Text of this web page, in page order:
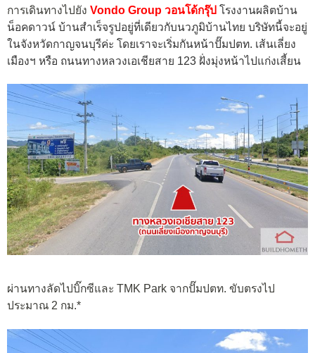
การเดินทางไปยัง Vondo Group วอนโด้กรุ๊ป โรงงานผลิตบ้าน
น็อคดาวน์ บ้านสำเร็จรูปอยู่ที่เดียวกับนวภูมิบ้านไทย บริษัทนี้จะอยู่
ในจังหวัดกาญจนบุรีค่ะ โดยเราจะเริ่มกันหน้าปั๊มปตท. เส้นเลี่ยง
เมืองฯ หรือ ถนนทางหลวงเอเชียสาย 123 ฝั่งมุ่งหน้าไปแก่งเสี้ยน
ผ่านทางลัดไปบิ๊กซีและ TMK Park จากปั๊มปตท. ขับตรงไป
ประมาณ 2 กม.*